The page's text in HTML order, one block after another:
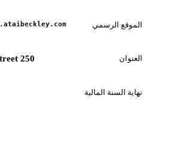
الموقع الرسمي
العنوان 250 West 34th Street
نهاية السنة المالية